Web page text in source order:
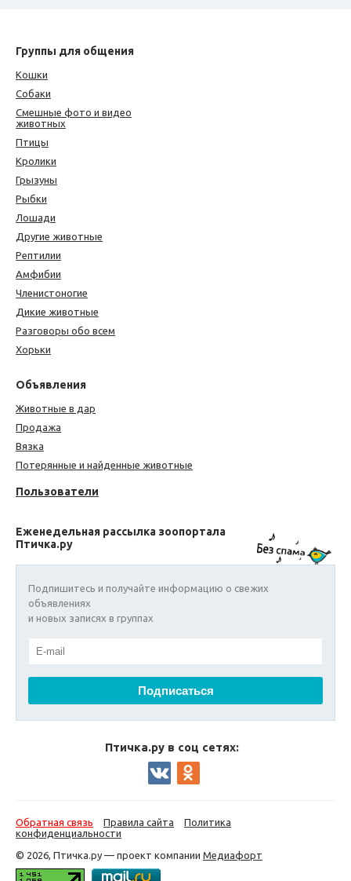
Группы для общения
Кошки
Собаки
Смешные фото и видео
животных
Птицы
Кролики
Грызуны
Рыбки
Лошади
Другие животные
Рептилии
Амфибии
Членистоногие
Дикие животные
Разговоры обо всем
Хорьки
Объявления
Животные в дар
Продажа
Вязка
Потерянные и найденные животные
Пользователи
Еженедельная рассылка зоопортала
Птичка.ру
Подпишитесь и получайте информацию о свежих
объявлениях
и новых записях в группах
Птичка.ру в соц сетях:
Обратная связь Правила сайта
Политика
конфиденциальности
© 2026, Птичка.ру — проект компании Медиафорт